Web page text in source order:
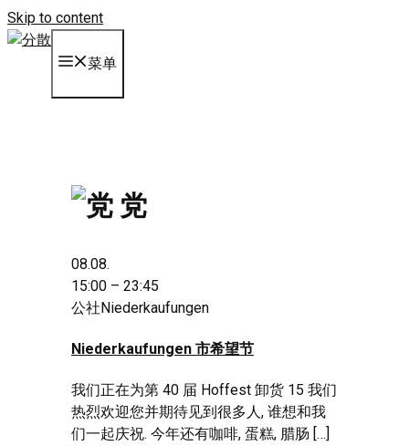
Skip to content
菜单
党
08.08.
15:00 – 23:45
公社Niederkaufungen
Niederkaufungen 市希望节
我们正在为第 40 届 Hoffest 卸货 15 我们
热烈欢迎您并期待见到很多人, 谁想和我
们一起庆祝. 今年还有咖啡, 蛋糕, 腊肠 […]